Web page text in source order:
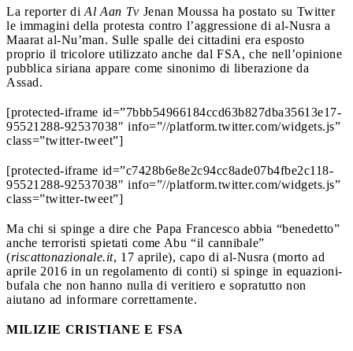
La reporter di Al Aan Tv Jenan Moussa ha postato su Twitter
le immagini della protesta contro l’aggressione di al-Nusra a
Maarat al-­Nu’man. Sulle spalle dei cittadini era esposto
proprio il tricolore utilizzato anche dal FSA, che nell’opinione
pubblica siriana appare come sinonimo di liberazione da
Assad.
[protected-iframe id=”7bbb54966184ccd63b827dba35613e17-
95521288-92537038″ info=”//platform.twitter.com/widgets.js”
class=”twitter-tweet”]
[protected-iframe id=”c7428b6e8e2c94cc8ade07b4fbe2c118-
95521288-92537038″ info=”//platform.twitter.com/widgets.js”
class=”twitter-tweet”]
Ma chi si spinge a dire che Papa Francesco abbia “benedetto”
anche terroristi spietati come Abu “il cannibale”
(riscattonazionale.it, 17 aprile), capo di al-Nusra (morto ad
aprile 2016 in un regolamento di conti) si spinge in equazioni­-
bufala che non hanno nulla di veritiero e sopratutto non
aiutano ad informare correttamente.
MILIZIE CRISTIANE E FSA